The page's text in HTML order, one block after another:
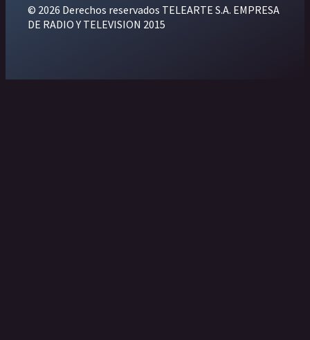
© 2026 Derechos reservados TELEARTE S.A. EMPRESA
DE RADIO Y TELEVISION 2015